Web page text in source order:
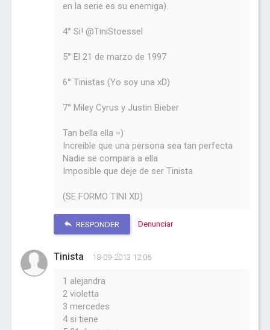
en la serie es su enemiga).
4° Si! @TiniStoessel
5° El 21 de marzo de 1997
6° Tinistas (Yo soy una xD)
7° Miley Cyrus y Justin Bieber
Tan bella ella =)
Increible que una persona sea tan perfecta
Nadie se compara a ella
Imposible que deje de ser Tinista
(SE FORMO TINI XD)
RESPONDER Denunciar
Tinista 18-09-2013 12:06
1 alejandra
2 violetta
3 mercedes
4 si tiene